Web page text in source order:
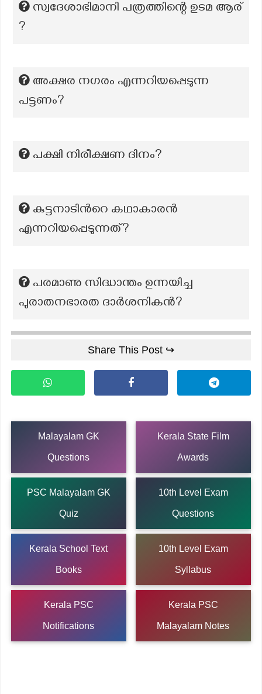
സ്വദേശാഭിമാനി പത്രത്തിന്റെ ഉടമ ആര്
?
അക്ഷര നഗരം എന്നറിയപ്പെടുന്ന
പട്ടണം?
പക്ഷി നിരീക്ഷണ ദിനം?
കുട്ടനാടിന്‍റെ കഥാകാരന്‍
എന്നറിയപ്പെടുന്നത്?
പരമാണു സിദ്ധാന്തം ഉന്നയിച്ച
പുരാതനഭാരത ദാർശനികൻ?
Share This Post ↪
Malayalam GK
Questions
Kerala State Film
Awards
PSC Malayalam GK
Quiz
10th Level Exam
Questions
Kerala School Text
Books
10th Level Exam
Syllabus
Kerala PSC
Notifications
Kerala PSC
Malayalam Notes